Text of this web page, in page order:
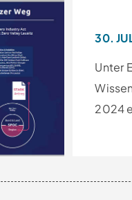
30.
Unter
2024